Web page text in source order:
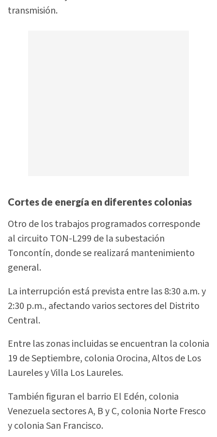
transmisión.
Cortes de energía en diferentes colonias
Otro de los trabajos programados corresponde
al circuito TON-L299 de la subestación
Toncontín, donde se realizará mantenimiento
general.
La interrupción está prevista entre las 8:30 a.m. y
2:30 p.m., afectando varios sectores del Distrito
Central.
Entre las zonas incluidas se encuentran la colonia
19 de Septiembre, colonia Orocina, Altos de Los
Laureles y Villa Los Laureles.
También figuran el barrio El Edén, colonia
Venezuela sectores A, B y C, colonia Norte Fresco
y colonia San Francisco.